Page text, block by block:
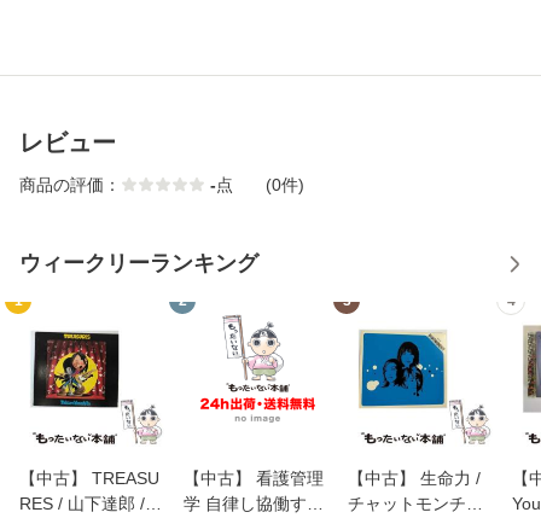
レビュー
商品の評価： -点 (0件)
ウィークリーランキング
1
【中古】 TREASU
RES / 山下達郎 /
2
【中古】 看護管理
学 自律し協働する
3
【中古】 生命力 /
チャットモンチー /
4
【